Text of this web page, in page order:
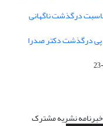
درگذشت ناگهانی
درگذشت دکتر صدرا
خبرنامه نشریه مشترک